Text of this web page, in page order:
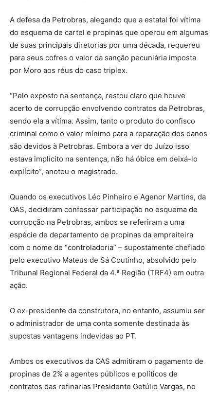
A defesa da Petrobras, alegando que a estatal foi vítima
do esquema de cartel e propinas que operou em algumas
de suas principais diretorias por uma década, requereu
para seus cofres o valor da sanção pecuniária imposta
por Moro aos réus do caso triplex.
“Pelo exposto na sentença, restou claro que houve
acerto de corrupção envolvendo contratos da Petrobras,
sendo ela a vítima. Assim, tanto o produto do confisco
criminal como o valor mínimo para a reparação dos danos
são devidos à Petrobras. Embora a ver do Juízo isso
estava implícito na sentença, não há óbice em deixá-lo
explícito”, anotou o magistrado.
Quando os executivos Léo Pinheiro e Agenor Martins, da
OAS, decidiram confessar participação no esquema de
corrupção na Petrobras, ambos se referiram a uma
espécie de departamento de propinas da empreiteira
com o nome de “controladoria” – supostamente chefiado
pelo executivo Mateus de Sá Coutinho, absolvido pelo
Tribunal Regional Federal da 4.ª Região (TRF4) em outra
ação.
O ex-presidente da construtora, no entanto, assumiu ser
o administrador de uma conta somente destinada às
supostas vantagens indevidas ao PT.
Ambos os executivos da OAS admitiram o pagamento de
propinas de 2% a agentes públicos e políticos de
contratos das refinarias Presidente Getúlio Vargas, no